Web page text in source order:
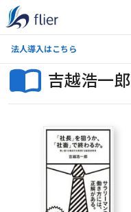
法人導入はこちら
吉越浩一郎